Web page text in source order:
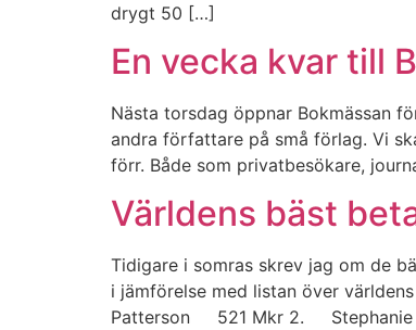
drygt 50 […]
En vecka kvar till
Nästa torsdag öppnar Bokmässan
andra författare på små förlag. Vi
förr. Både som privatbesökare,
Världens bäst
Tidigare i somras skrev jag om de
i jämförelse med listan över
Patterson 521 Mkr 2.